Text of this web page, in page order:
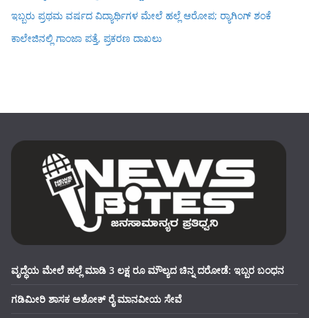
ಇಬ್ಬರು ಪ್ರಥಮ ವರ್ಷದ ವಿದ್ಯಾರ್ಥಿಗಳ ಮೇಲೆ ಹಲ್ಲೆ ಆರೋಪ; ರ‍್ಯಾಗಿಂಗ್ ಶಂಕೆ
ಕಾಲೇಜಿನಲ್ಲಿ ಗಾಂಜಾ ಪತ್ತೆ, ಪ್ರಕರಣ ದಾಖಲು
ವೃದ್ಧೆಯ ಮೇಲೆ ಹಲ್ಲೆ ಮಾಡಿ 3 ಲಕ್ಷ ರೂ ಮೌಲ್ಯದ ಚಿನ್ನ ದರೋಡೆ: ಇಬ್ಬರ ಬಂಧನ
ಗಡಿಮೀರಿ ಶಾಸಕ ಅಶೋಕ್ ರೈ ಮಾನವೀಯ ಸೇವೆ